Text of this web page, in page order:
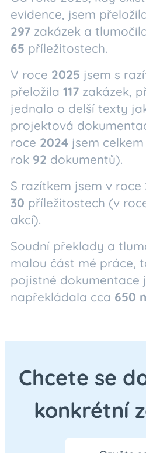
evidence, jsem
297 zakázek a
65 příležitostech.
V roce 2025 jsem s
přeložila 117 zakázek,
jednalo o delší texty
projektová
roce 2024 jsem
rok 92 dokumentů).
S razítkem jsem v roce
30 příležitostech (v
akcí).
Soudní překlady a
malou část mé práce,
pojistné dokumentace
napřekládala cca 650
Chcete se
konkrétní